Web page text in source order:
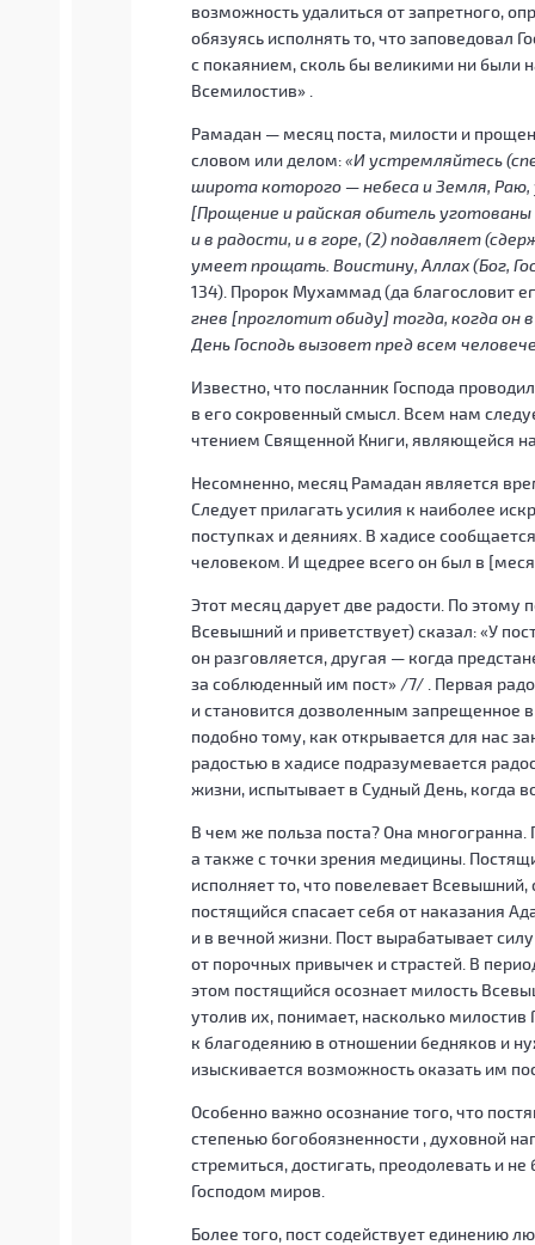
возможность удалиться от запретного,
обязуясь исполнять то, что заповедовал
с покаянием, сколь бы великими ни
Всемилостив» .
Рамадан — месяц поста, милости и
словом или делом:«И устремляйтесь
широта которого — небеса и Земля,
[Прощение и райская обитель
и в радости, и в горе, (2) подавляет
умеет прощать. Воистину, Аллах (Бог,
134). Пророк Мухаммад (да благословит
гнев [проглотит обиду] тогда, когда
День Господь вызовет пред всем
Известно, что посланник Господа
в его сокровенный смысл. Всем нам
чтением Священной Книги, являющейся
Несомненно, месяц Рамадан является
Следует прилагать усилия к наиболее
поступках и деяниях. В хадисе
человеком. И щедрее всего он был в
Этот месяц дарует две радости. По
Всевышний и приветствует) сказал: «У
он разговляется, другая — когда
за соблюденный им пост» /7/ . Первая
и становится дозволенным запрещенное
подобно тому, как открывается для нас
радостью в хадисе подразумевается
жизни, испытывает в Судный День, когда
В чем же польза поста? Она
а также с точки зрения медицины.
исполняет то, что повелевает
постящийся спасает себя от наказания
и в вечной жизни. Пост вырабатывает
от порочных привычек и страстей. В
этом постящийся осознает милость
утолив их, понимает, насколько
к благодеянию в отношении бедняков и
изыскивается возможность оказать им
Особенно важно осознание того, что
степенью богобоязненности , духовной
стремиться, достигать, преодолевать и
Господом миров.
Более того, пост содействует единению